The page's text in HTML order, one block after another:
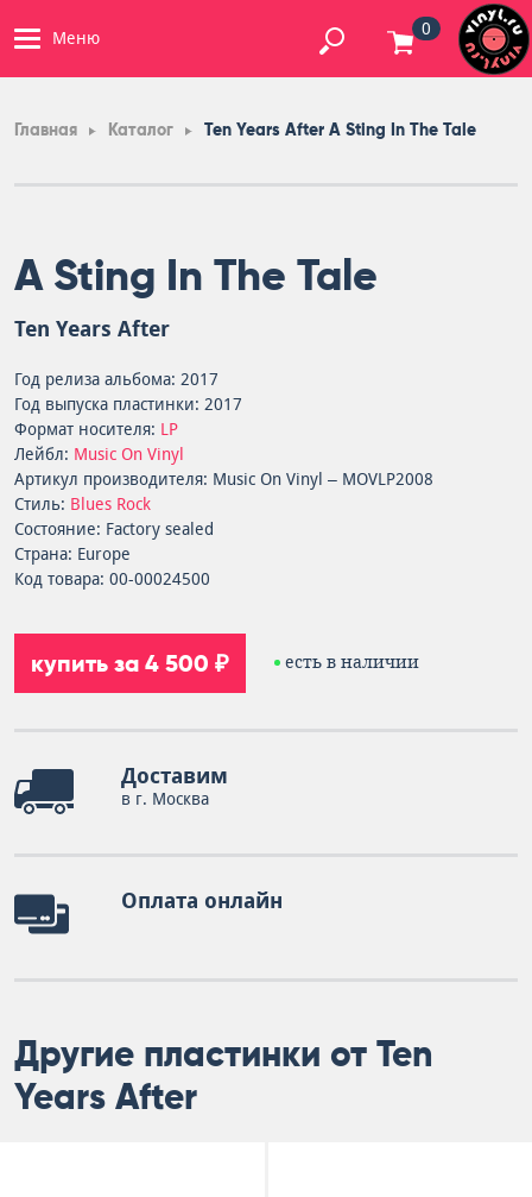
Меню 0
Главная Каталог Ten Years After A Sting In The Tale
A Sting In The Tale
Ten Years After
Год релиза альбома: 2017
Год выпуска пластинки: 2017
Формат носителя: LP
Лейбл: Music On Vinyl
Артикул производителя: Music On Vinyl – MOVLP2008
Стиль: Blues Rock
Состояние: Factory sealed
Страна: Europe
Код товара: 00-00024500
купить за 4 500 ₽ есть в наличии
Доставим
в г. Москва
Оплата онлайн
Другие пластинки от Ten
Years After